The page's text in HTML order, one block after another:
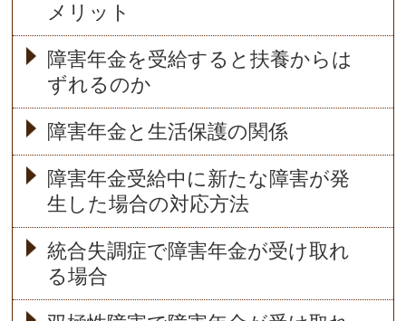
メリット
障害年金を受給すると扶養からは
ずれるのか
障害年金と生活保護の関係
障害年金受給中に新たな障害が発
生した場合の対応方法
統合失調症で障害年金が受け取れ
る場合